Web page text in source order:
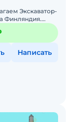
Экскаватор-
Финляндия.
Написать